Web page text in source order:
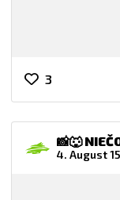
3
📸🐺
4. August